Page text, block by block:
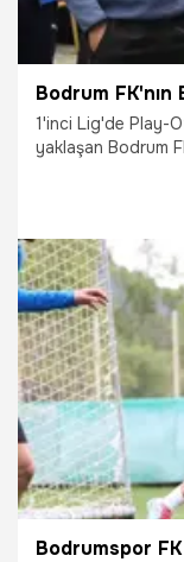
1'inci Lig'de Play-
yaklaşan Bodrum
9.04.2026